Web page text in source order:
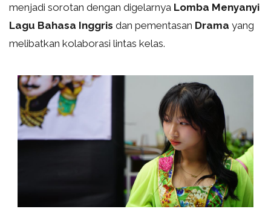
menjadi sorotan dengan digelarnya Lomba Menyanyi
Lagu Bahasa Inggris dan pementasan Drama yang
melibatkan kolaborasi lintas kelas.